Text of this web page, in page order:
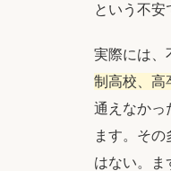
という不安
実際には、
制高校、高
通えなかっ
ます。そ
はない。ま